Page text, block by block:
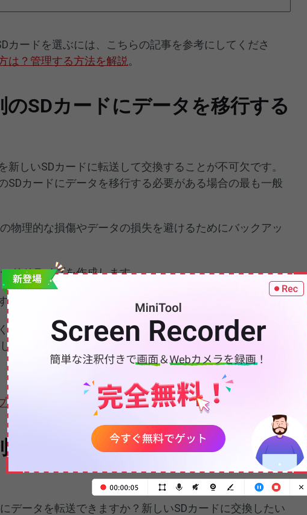
カードを選ぶには、こちらの記事を参考にしてくださ
は？管理する方法を解説。
のSDカードにデータを移行する
新しいSDカードに転送して交換することが不可欠です。
SDカードにデータを移行する必要がある場合の最も一般
物理的な損傷やデータの損失を避けるためにバックアッ
ドドライブを作成します。
る、より大容量のSDカードに交換します。
高解像度の写真や動画をキャプチャーするために、より
ます。
ログラムを分離する方法
のSDカードにデータを移行する
データを転送できますか？新しいSDカードに交換したい